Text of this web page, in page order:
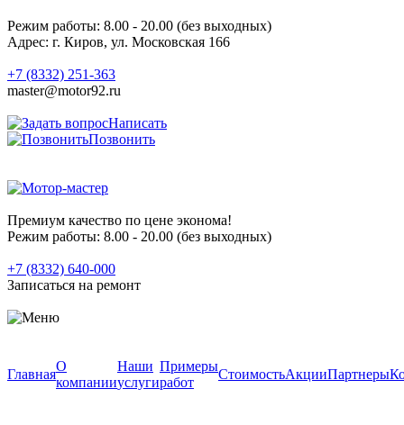
Режим работы: 8.00 - 20.00 (без выходных)
Адрес: г. Киров, ул. Московская 166
+7 (8332) 251-363
master@motor92.ru
Написать
Позвонить
Премиум качество по цене эконома!
Режим работы: 8.00 - 20.00 (без выходных)
+7 (8332) 640-000
Записаться на ремонт
Главная
О
компании
Наши
услуги
Примеры
работ
СтоимостьАкцииПартнеры